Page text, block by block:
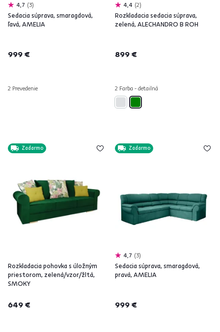
4,7 3
Sedacia súprava, smaragdová,
ľavá, AMELIA
999 €
2 Prevedenie
4,4 2
Rozkladacia sedacia súprava,
zelená, ALECHANDRO B ROH
899 €
2 Farba - detailná
Zadarmo
Rozkladacia pohovka s úložným
priestorom, zelená/vzor/žltá,
SMOKY
649 €
Zadarmo
4,7 3
Sedacia súprava, smaragdová,
pravá, AMELIA
999 €